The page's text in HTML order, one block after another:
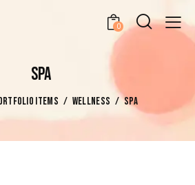
0
SPA
ITEMS WELLNESS SPA